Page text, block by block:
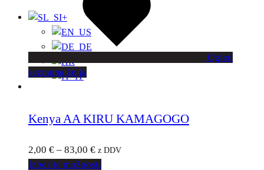
+
Ogled
seznama želja
Kenya AA KIRU KAMAGOGO
2,00 € – 83,00 € z DDV
Izberite možnosti